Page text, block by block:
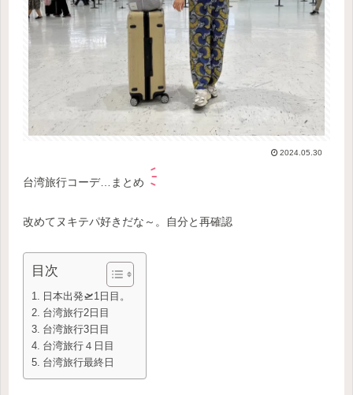
2024.05.30
台湾旅行コーデ…まとめ
改めてヌキテパ好きだな～。自分と再確認
目次
日本出発🛫1日目。
台湾旅行2日目
台湾旅行3日目
台湾旅行４日目
台湾旅行最終日